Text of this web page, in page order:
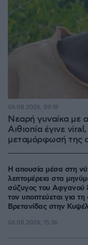
Νεαρή γυναίκα με
Αιθιοπία έγινε
μεταμόρφωσή της
06.08.2026, 09:18
Η απουσία μέσα στη
λεπτομέρεια στα
σύζυγος του Αφγανού
τον υποπτεύεται για
Βρετανίδας στην
06.08.2026, 15:36